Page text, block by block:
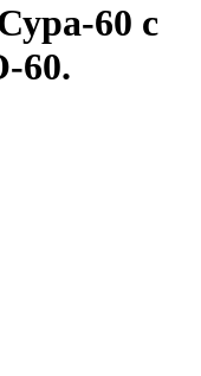
60 с
60.